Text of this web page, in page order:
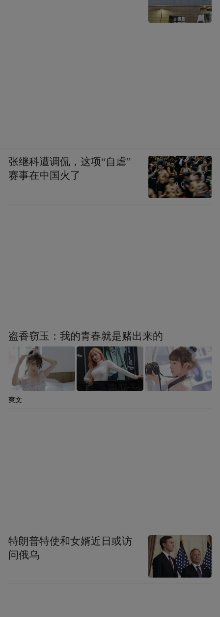
张继科遭调侃，这项“自虐”
赛事在中国火了
盗香窃玉：我的青春就是赌出来的
爽文
特朗普特使和女婿近日或访
问俄乌